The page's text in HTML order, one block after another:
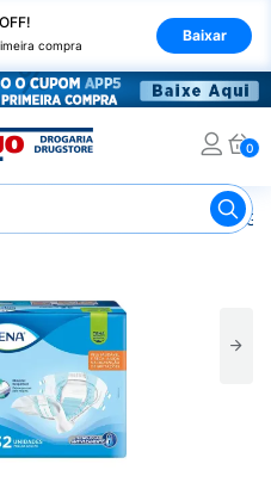
compra
Baixar
0
Fralda